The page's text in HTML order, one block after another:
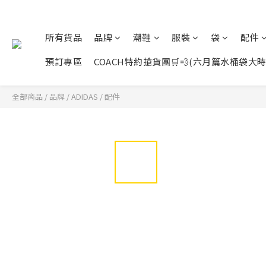
所有貨品 品牌 潮鞋 服裝 袋
配件
預訂專區
COACH特約搶貨團🛒💨(六月篇水桶袋大時
全部商品 / 品牌 /ADIDAS /配件